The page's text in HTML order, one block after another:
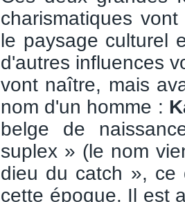
charismatiques
le paysage culturel
d'autres influences
vont naître, mais
nom d'un homme :
belge de
suplex » (le nom
dieu du catch », ce
cette époque. Il est